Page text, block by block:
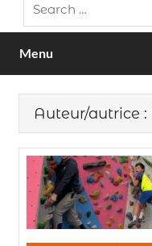
Menu
Auteur/autrice :